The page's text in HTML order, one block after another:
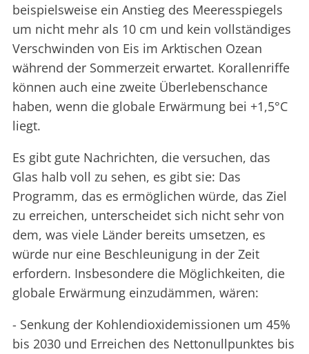
beispielsweise ein Anstieg des Meeresspiegels
um nicht mehr als 10 cm und kein vollständiges
Verschwinden von Eis im Arktischen Ozean
während der Sommerzeit erwartet. Korallenriffe
können auch eine zweite Überlebenschance
haben, wenn die globale Erwärmung bei +1,5°C
liegt.
Es gibt gute Nachrichten, die versuchen, das
Glas halb voll zu sehen, es gibt sie: Das
Programm, das es ermöglichen würde, das Ziel
zu erreichen, unterscheidet sich nicht sehr von
dem, was viele Länder bereits umsetzen, es
würde nur eine Beschleunigung in der Zeit
erfordern. Insbesondere die Möglichkeiten, die
globale Erwärmung einzudämmen, wären:
- Senkung der Kohlendioxidemissionen um 45%
bis 2030 und Erreichen des Nettonullpunktes bis